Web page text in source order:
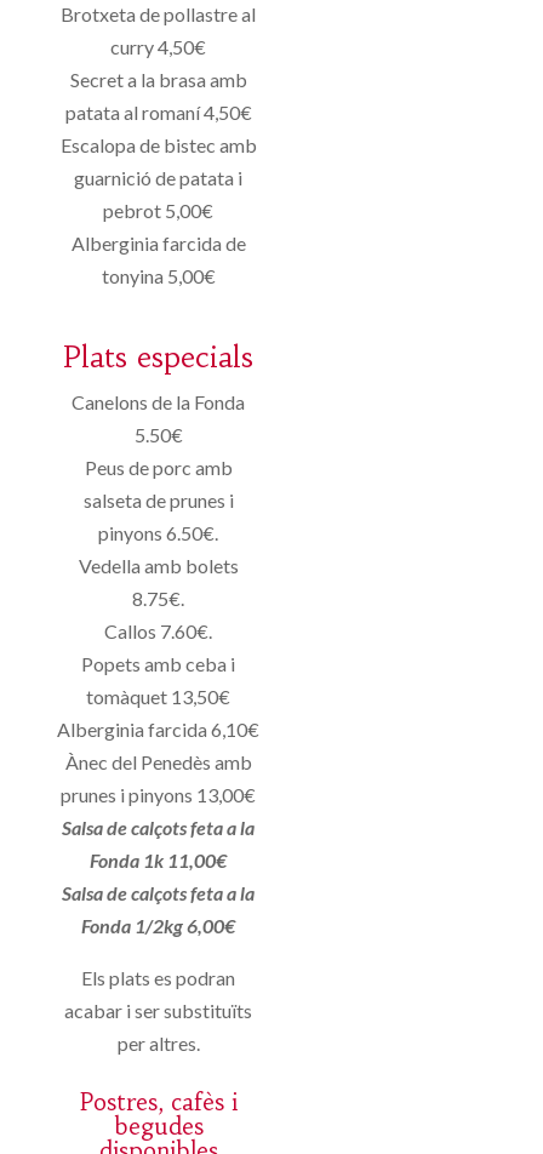
Brotxeta de pollastre al
curry 4,50€
Secret a la brasa amb
patata al romaní 4,50€
Escalopa de bistec amb
guarnició de patata i
pebrot 5,00€
Alberginia farcida de
tonyina 5,00€
Plats especials
Canelons de la Fonda
5.50€
Peus de porc amb
salseta de prunes i
pinyons 6.50€.
Vedella amb bolets
8.75€.
Callos 7.60€.
Popets amb ceba i
tomàquet 13,50€
Alberginia farcida 6,10€
Ànec del Penedès amb
prunes i pinyons 13,00€
Salsa de calçots feta a la
Fonda 1k 11,00€
Salsa de calçots feta a la
Fonda 1/2kg 6,00€
Els plats es podran
acabar i ser substituïts
per altres.
Postres, cafès i
begudes